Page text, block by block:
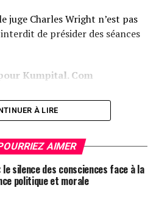
juge Charles Wright n’est pas
de présider des séances
Kumpital. Com
FNDC reçue par le président
À LIRE
AIMER
le silence des consciences face à la
politique et morale